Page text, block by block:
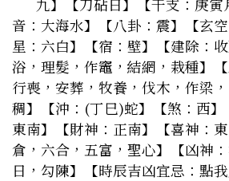
九】【刀砧日】【干支：庚寅
音：大海水】【八卦：震】【玄
星：六白】【宿：壁】【建除：收
浴，理髮，作竈，結網，栽種】
行喪，安葬，牧養，伐木，作梁
稠】【沖：(丁巳)蛇】【煞：西
東南】【財神：正南】【喜神：
倉，六合，五富，聖心】【凶神
日，勾陳】
【時辰吉凶宜忌：點